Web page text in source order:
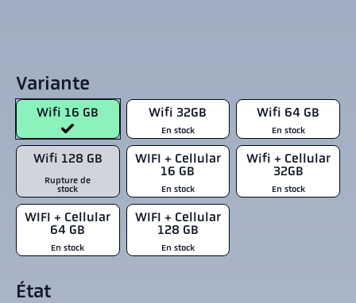
Variante
Wifi 16 GB Wifi 32GB
En stock
Wifi 64 GB
En stock
Wifi 128 GB
Rupture de
stock
WIFI + Cellular
16 GB
En stock
Wifi + Cellular
32GB
En stock
WIFI + Cellular
64 GB
En stock
WIFI + Cellular
128 GB
En stock
État